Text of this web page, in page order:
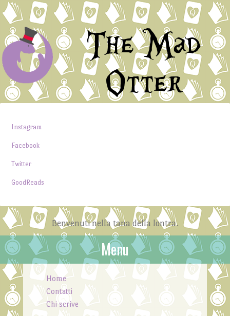
The Mad
Otter
Instagram
Facebook
Twitter
GoodReads
Benvenuti nella tana della lontra.
Menu
Skip to content
Home
Contatti
Chi scrive